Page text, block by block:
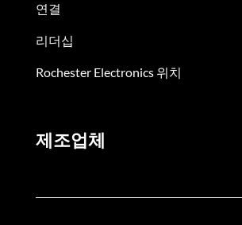
연결
리더십
Rochester Electronics 위치
제조업체